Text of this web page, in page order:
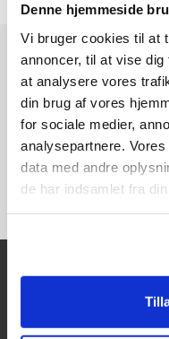
Denne hjemmeside
Vi bruger cookies til at
annoncer, til at vise
at analysere vores
din brug af vores
for sociale medier,
analysepartnere.
data med andre
de har indsamlet fra